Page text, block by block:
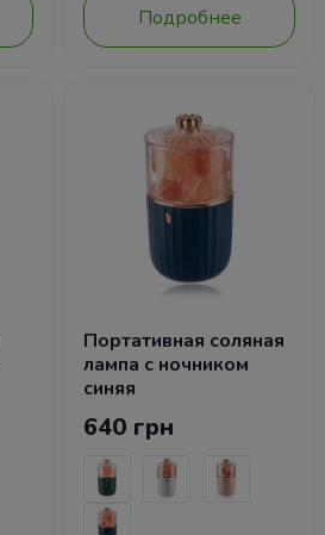
Подробнее
Портативная соляная
лампа с ночником
синяя
640 грн